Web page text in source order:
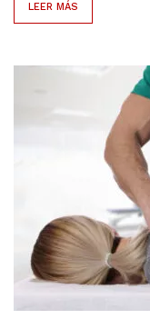
LEER MÁS